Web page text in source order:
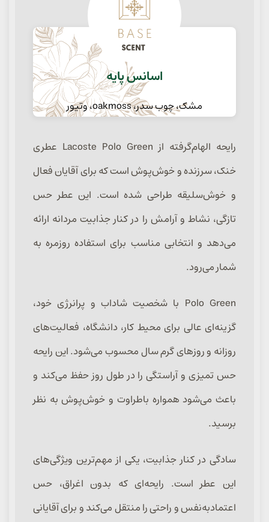
اسانس پایه
مشک، چوب سدر، oakmoss، وتیور
رایحه الهام‌گرفته از Lacoste Polo Green عطری
خنک، سرزنده و خوش‌پوش است که برای آقایان فعال
و خوش‌سلیقه طراحی شده است. این عطر حس
تازگی، نشاط و آرامش را در کنار جذابیت مردانه ارائه
می‌دهد و انتخابی مناسب برای استفاده روزمره به
شمار می‌رود.
Polo Green با شخصیت شاداب و پرانرژی خود،
گزینه‌ای عالی برای محیط کار، دانشگاه، فعالیت‌های
روزانه و روزهای گرم سال محسوب می‌شود. این رایحه
حس تمیزی و آراستگی را در طول روز حفظ می‌کند و
باعث می‌شود همواره باطراوت و خوش‌پوش به نظر
برسید.
سادگی در کنار جذابیت، یکی از مهم‌ترین ویژگی‌های
این عطر است. رایحه‌ای که بدون اغراق، حس
اعتمادبه‌نفس و راحتی را منتقل می‌کند و برای آقایانی